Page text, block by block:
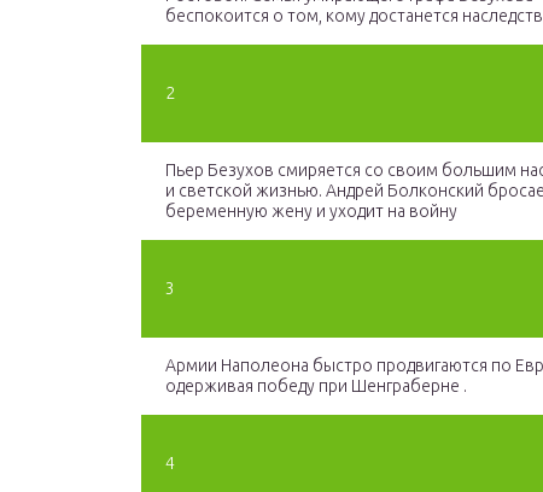
беспокоится о том, кому достанется
2
Пьер Безухов смиряется со своим большим
и светской жизнью. Андрей Болконский
беременную жену и уходит на войну
3
Армии Наполеона быстро продвигаются по
одерживая победу при Шенграберне .
4